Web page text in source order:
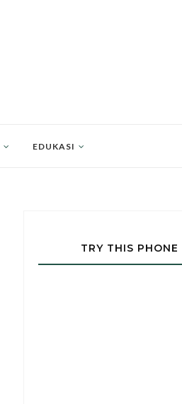
EDUKASI
TRY THIS PHONE